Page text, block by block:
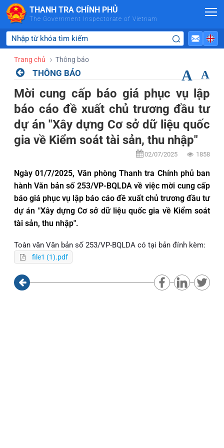
Skip to Main Content
THANH TRA CHÍNH PHỦ
The Government Inspectorate of Vietnam
Trang chủ Thông báo
THÔNG BÁO A A
Mời cung cấp báo giá phục vụ lập
báo cáo đề xuất chủ trương đầu tư
dự án "Xây dựng Cơ sở dữ liệu quốc
gia về Kiểm soát tài sản, thu nhập"
02/07/2025 1858
Ngày 01/7/2025, Văn phòng Thanh tra Chính phủ ban
hành Văn bản số 253/VP-BQLDA về việc mời cung cấp
báo giá phục vụ lập báo cáo đề xuất chủ trương đầu tư
dự án "Xây dựng Cơ sở dữ liệu quốc gia về Kiểm soát
tài sản, thu nhập".
Toàn văn Văn bản số 253/VP-BQLDA có tại bản đính kèm:
file1 (1).pdf